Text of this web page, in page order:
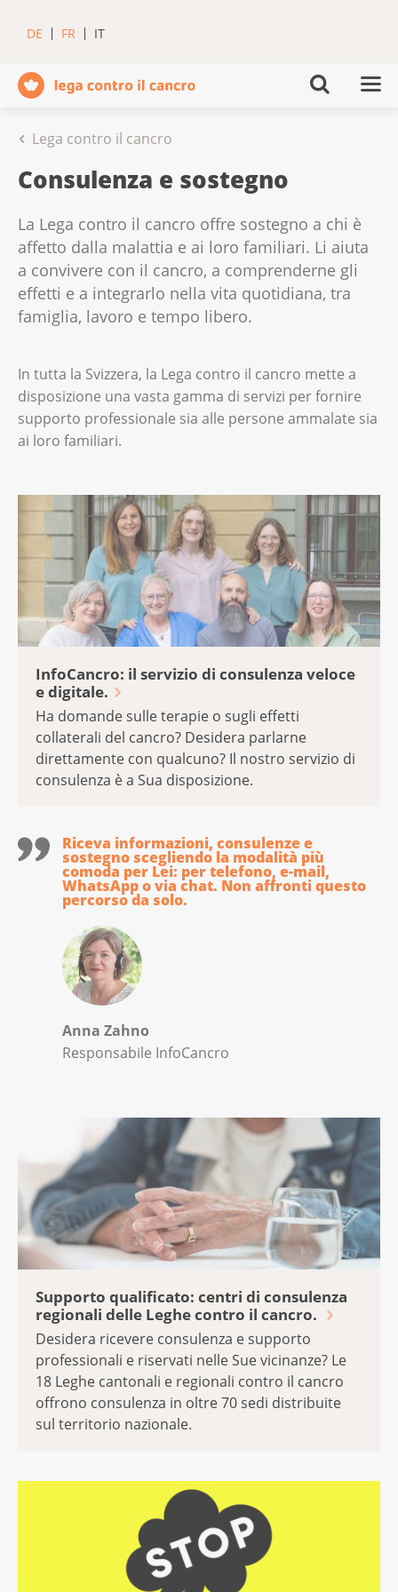
DE FR IT
Lega contro il cancro
Consulenza e sostegno
La Lega contro il cancro offre sostegno a chi è
affetto dalla malattia e ai loro familiari. Li aiuta
a convivere con il cancro, a comprenderne gli
effetti e a integrarlo nella vita quotidiana, tra
famiglia, lavoro e tempo libero.
In tutta la Svizzera, la Lega contro il cancro mette a
disposizione una vasta gamma di servizi per fornire
supporto professionale sia alle persone ammalate sia
ai loro familiari.
InfoCancro: il servizio di consulenza veloce
e digitale.
Ha domande sulle terapie o sugli effetti
collaterali del cancro? Desidera parlarne
direttamente con qualcuno? Il nostro servizio di
consulenza è a Sua disposizione.
Riceva informazioni, consulenze e
sostegno scegliendo la modalità più
comoda per Lei: per telefono, e-mail,
WhatsApp o via chat. Non affronti questo
percorso da solo.
Anna Zahno
Responsabile InfoCancro
Supporto qualificato: centri di consulenza
regionali delle Leghe contro il cancro.
Desidera ricevere consulenza e supporto
professionali e riservati nelle Sue vicinanze? Le
18 Leghe cantonali e regionali contro il cancro
offrono consulenza in oltre 70 sedi distribuite
sul territorio nazionale.